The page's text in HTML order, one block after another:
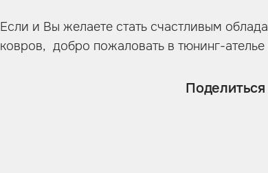
Если и Вы желаете стать счастливым
ковров, добро пожаловать в тюнинг-ателье
Поделиться